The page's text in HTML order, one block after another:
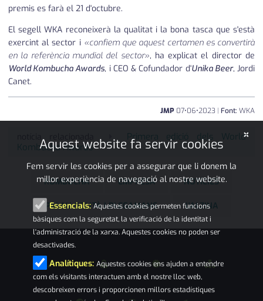
premis es farà el 21 d'octubre.
El segell WKA reconeixerà la qualitat i la bona tasca que s'està
exercint al sector i «confiem que aquest certamen es convertirà
en la referència mundial del sector», ha explicat el director de
World Kombucha Awards, i CEO & Cofundador d'Unika Beer, Jordi
Canet.
JMP 07•06•2023 | Font: WKA
notícia relacionada
Primera edició dels World
Kombucha Awards
KOMBUCHA EMPRESA NOTÍCIES
PALAU-SOLITÀ I PLEGAMANS L'ALZINA
×
Aquest website fa servir cookies
Fem servir les cookies per a assegurar que li donem la
millor experiència de navegació al nostre website.
Essencials: Aquestes cookies permeten funcions
bàsiques com la seguretat, la verificació de la identitat i
l'administració de la xarxa. Aquestes cookies no poden ser
desactivades.
Analítiques: Aquestes cookies ens ajuden a entendre
com els visitants interactuen amb el nostre lloc web,
descobreixen errors i proporcionen millors estadístiques